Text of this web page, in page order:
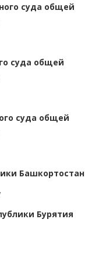
суда общей
суда общей
суда общей
Башкортостан
Бурятия